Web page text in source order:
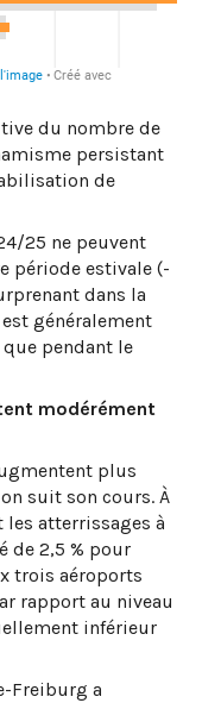
du nombre de
persistant
de
25 ne peuvent
période estivale (-
dans la
généralement
pendant le
modérément
plus
suit son cours. À
les atterrissages à
de 2,5 % pour
trois aéroports
rapport au niveau
inférieur
Freiburg a